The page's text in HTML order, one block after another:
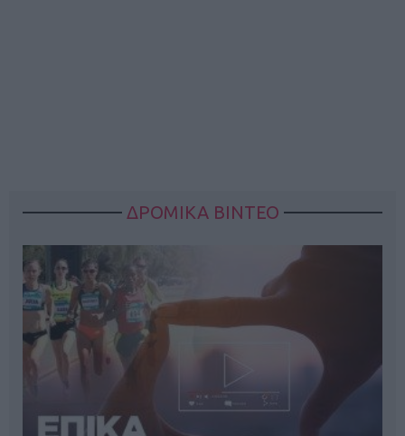
ΔΡΟΜΙΚΑ ΒΙΝΤΕΟ